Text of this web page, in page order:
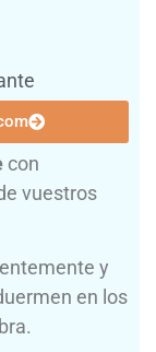
con
vuestros
y
en los